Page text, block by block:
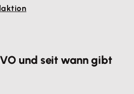
und seit wann gibt